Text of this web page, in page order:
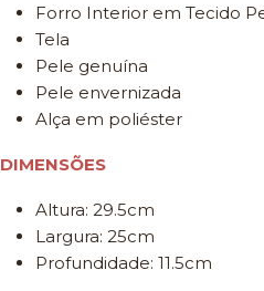
Forro Interior em Tecido
Tela
Pele genuína
Pele envernizada
Alça em poliéster
DIMENSÕES
Altura: 29.5cm
Largura: 25cm
Profundidade: 11.5cm